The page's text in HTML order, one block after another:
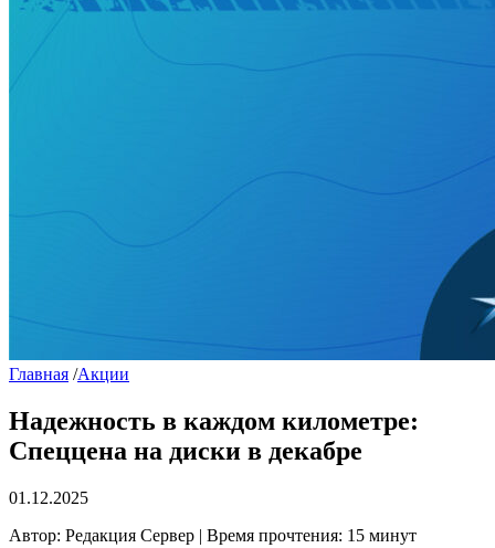
Главная /Акции
Надежность в каждом километре:
Спеццена на диски в декабре
01.12.2025
Автор: Редакция Сервер | Время прочтения: 15 минут